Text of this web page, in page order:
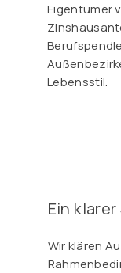
Eigentümer
Lebensstil.
Ein
Wir klären